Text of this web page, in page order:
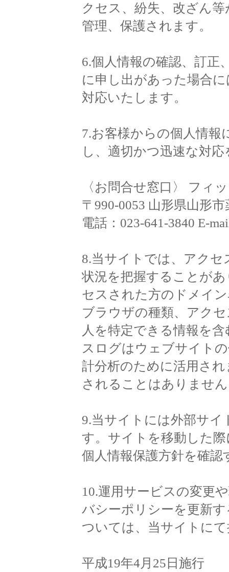
クセス、紛失、改ざん
管理、保護されます。
6.個人情報の確認、訂正
に申し出があった場合
対応いたします。
7.お客様からの個人情報
し、適切かつ迅速な対
〈お問合せ窓口〉 フィ
〒990-0053 山形県山形
電話：023-641-3840 E-
8.当サイトでは、アク
状況を把握することが
セスされた方のドメイ
ブラウザの種類、アク
人を特定できる情報を
スログはウェブサイト
計分析のために活用さ
されることはありませ
9.当サイトには外部サ
す。サイトを移動した
個人情報保護方針を確
10.運用サービスの変更
バシーポリシーを更新
ついては、当サイトに
平成19年4月25日施行